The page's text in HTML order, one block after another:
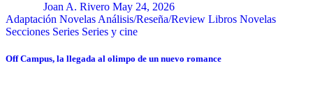
Joan A. Rivero May 24, 2026
Adaptación Novelas Análisis/Reseña/Review Libros Novelas
Secciones Series Series y cine
Off Campus, la llegada al olimpo de un nuevo romance